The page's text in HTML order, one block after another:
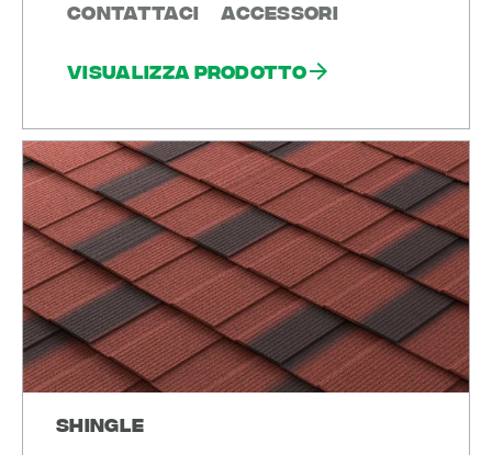
Contattaci Accessori
Visualizza prodotto
Shingle